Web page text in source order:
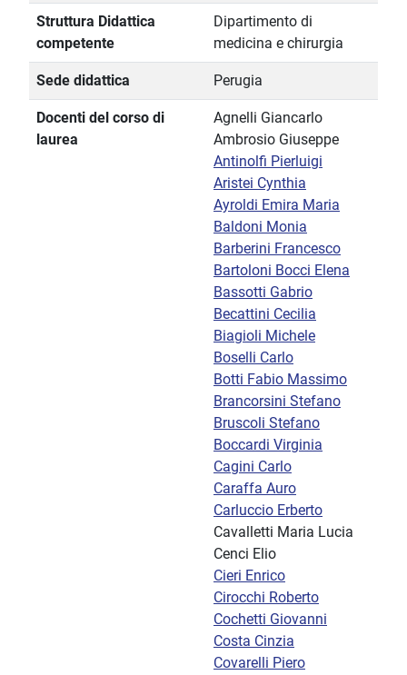
Struttura Didattica
competente
Dipartimento di
medicina e chirurgia
Sede didattica Perugia
Docenti del corso di
laurea
Agnelli Giancarlo
Ambrosio Giuseppe
Antinolfi Pierluigi
Aristei Cynthia
Ayroldi Emira Maria
Baldoni Monia
Barberini Francesco
Bartoloni Bocci Elena
Bassotti Gabrio
Becattini Cecilia
Biagioli Michele
Boselli Carlo
Botti Fabio Massimo
Brancorsini Stefano
Bruscoli Stefano
Boccardi Virginia
Cagini Carlo
Caraffa Auro
Carluccio Erberto
Cavalletti Maria Lucia
Cenci Elio
Cieri Enrico
Cirocchi Roberto
Cochetti Giovanni
Costa Cinzia
Covarelli Piero